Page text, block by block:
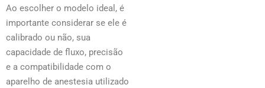
Ao escolher o modelo ideal, é
importante considerar se ele é
calibrado ou não, sua
capacidade de fluxo, precisão
e a compatibilidade com o
aparelho de anestesia utilizado